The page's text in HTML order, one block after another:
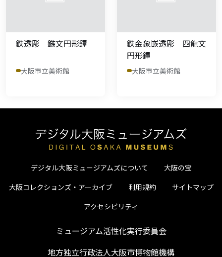
鉄透彫 鏃文円形鐔
大阪市立美術館
鉄金象嵌透彫 四龍文
円形鐔
大阪市立美術館
デジタル大阪ミュージアムズについて
大阪の宝
大阪コレクションズ・アーカイブ
利用規約
サイトマップ
アクセシビリティ
ミュージアム活性化実行委員会
地方独立行政法人大阪市博物館機構